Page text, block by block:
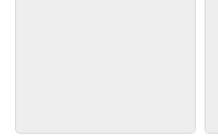
[Ligui丽柜] 2025.11.28《缚虐